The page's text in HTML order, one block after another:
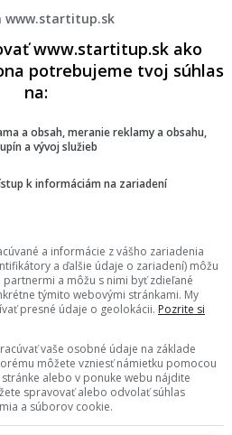
praktikách.
je spôsob, akým mesto
ako India, Bangladéš,
Namiesto toho však
než zamestnaniu.
agentúr. Tie sľubujú
platia prehnané poplatky
mal niesť
ich musia neskôr
na začiatku dostáva
www.startitup.sk
www.startitup.sk ako
potrebujeme tvoj súhlas
na:
a obsah, meranie reklamy a obsahu,
a vývoj služieb
k informáciám na zariadení
a informácie z vášho zariadenia
a ďalšie údaje o zariadení) môžu
a môžu s nimi byť zdieľané
týmito webovými stránkami. My
presné údaje o geolokácii. Pozrite si
vaše osobné údaje na základe
môžete vzniesť námietku pomocou
alebo v ponuke webu nájdite
spravovať alebo odvolať súhlas
a súborov cookie.